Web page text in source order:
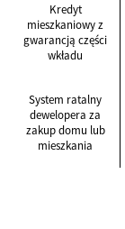
Kredyt
mieszkaniowy z
gwarancją części
wkładu
System ratalny
dewelopera za
zakup domu lub
mieszkania